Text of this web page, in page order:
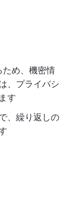
め、機密情
、プライバシ
す
、繰り返しの